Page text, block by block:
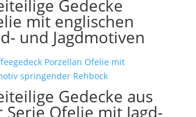
Gedecke
mit englischen
und Jagdmotiven
Gedecke aus
Serie Ofelie mit Jagd-